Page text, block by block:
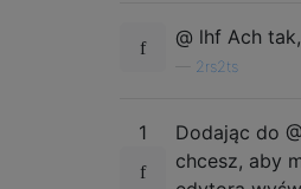
@ lhf Ach
2rs2ts
1
Dodając do
chcesz, aby